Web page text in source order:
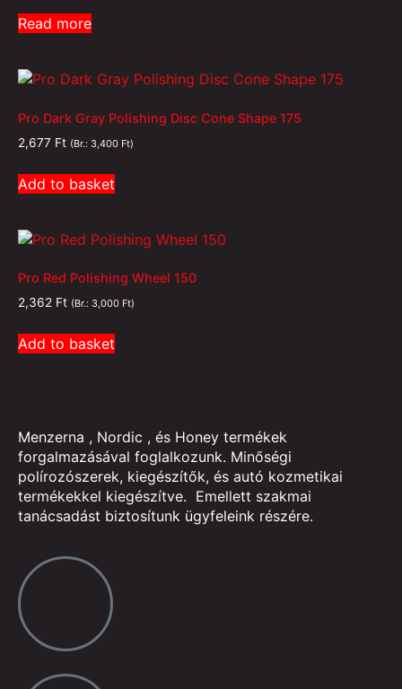
Read more
Pro Dark Gray Polishing Disc Cone Shape 175
2,677 Ft (Br.: 3,400 Ft)
Add to basket
Pro Red Polishing Wheel 150
2,362 Ft (Br.: 3,000 Ft)
Add to basket
Menzerna , Nordic , és Honey termékek
forgalmazásával foglalkozunk. Minőségi
polírozószerek, kiegészítők, és autó kozmetikai
termékekkel kiegészítve. Emellett szakmai
tanácsadást biztosítunk ügyfeleink részére.